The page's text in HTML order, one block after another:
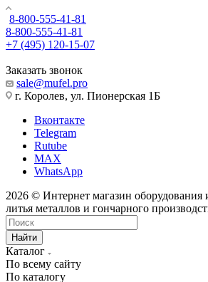
8-800-555-41-81
8-800-555-41-81
+7 (495) 120-15-07
Заказать звонок
sale@mufel.pro
г. Королев, ул. Пионерская 1Б
Вконтакте
Telegram
Rutube
MAX
WhatsApp
2026 © Интернет магазин оборудования
литья металлов и гончарного
Найти
Каталог
По всему сайту
По каталогу